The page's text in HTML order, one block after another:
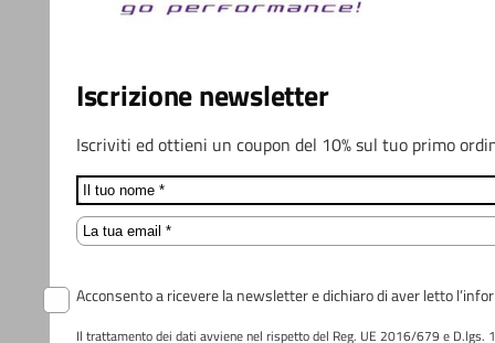
Iscrizione newsletter
Iscriviti ed ottieni un coupon del 10% sul tuo primo
Name
Email
Acconsento a ricevere la newsletter e dichiaro di aver letto
Il trattamento dei dati avviene nel rispetto del Reg. UE 2016/679 e D.lgs.